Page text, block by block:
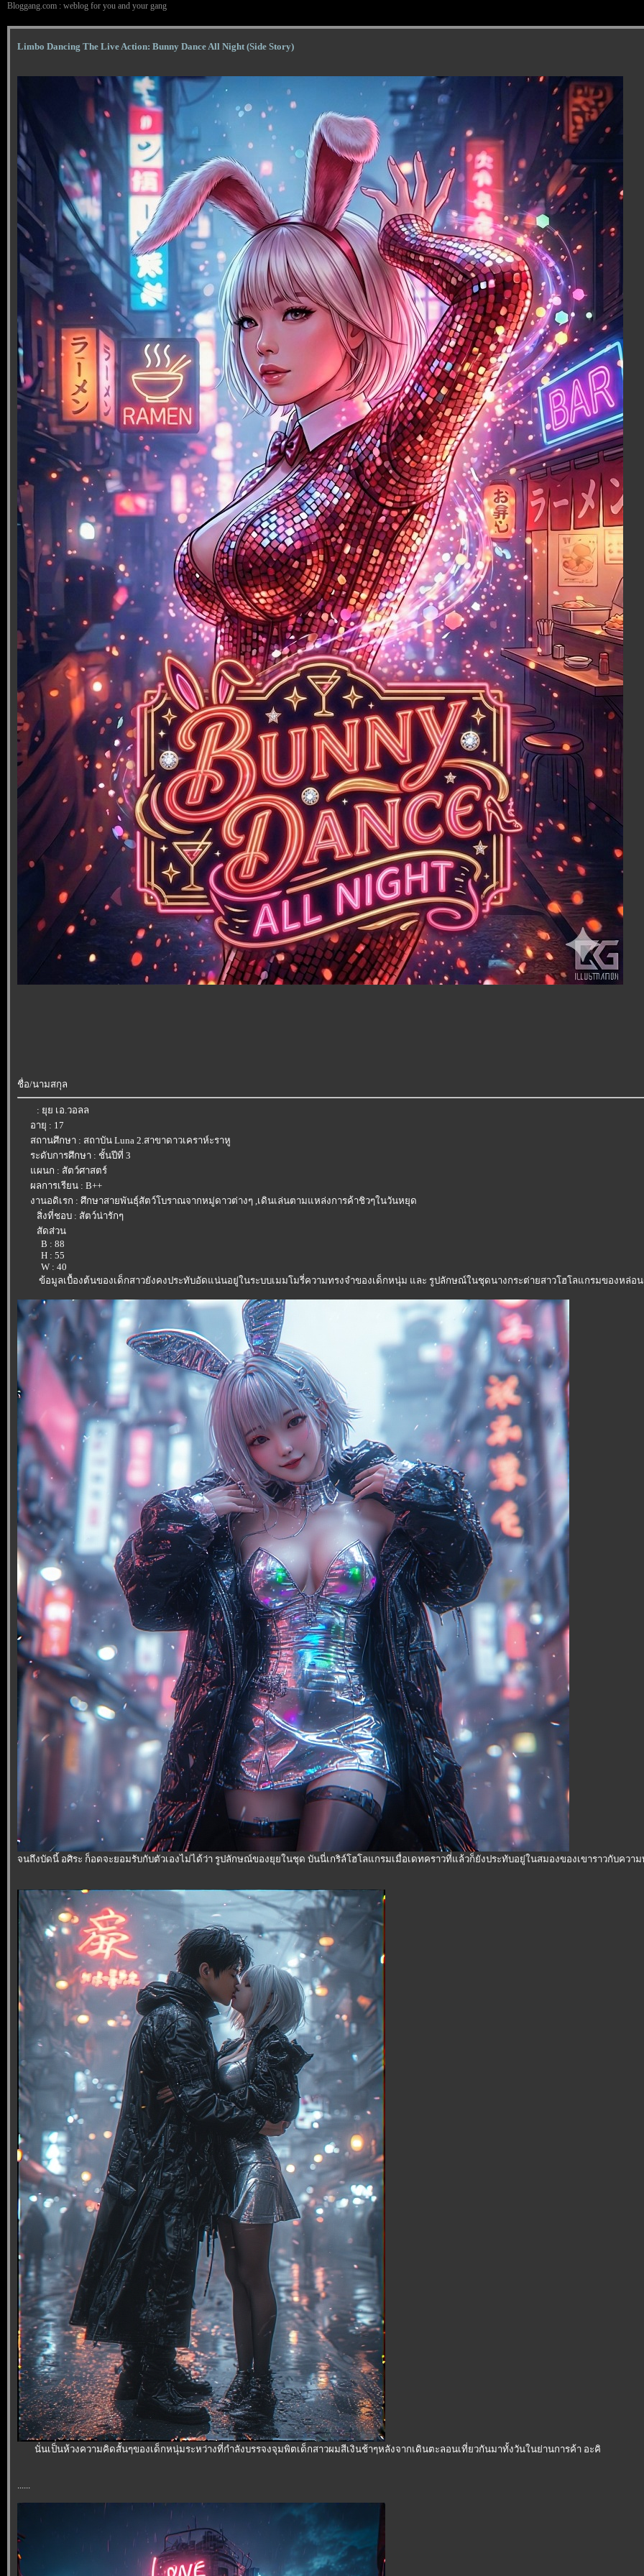
Bloggang.com : weblog for you and your gang
Limbo Dancing The Live Action: Bunny Dance All Night (Side Story)
ชื่อ/นามสกุล
: ยุย เอ.วอลล
อายุ : 17
สถานศึกษา : สถาบัน Luna 2.สาขาดาวเคราห์ะราหู
ระดับการศึกษา : ชั้นปีที่ 3
ผนก : สัตว์ศาสตร์
ผลการเรียน : B++
งานอดิเรก : ศึกษาสายพันธุ์สัตว์โบราณจากหมู่ดาวต่างๆ ,เดินเล่นตามแหล่งการค้าชิวๆในวันหยุด
สิ่งที่ชอบ : สัตว์น่ารักๆ
สัดส่วน
B : 88
H : 55
W : 40
ข้อมูลเบื้องต้นของเด็กสาวยังคงประทับอัดแน่นอยู่ในระบบเมมโมรี่ความทรงจำของเด็กหนุ่ม และ รูปลักษณ์ในชุดนางกระต่ายสาวโฮโลแกรมของหล่อ
จนถึงบัดนี้ อศิระ ก็อดจะยอมรับกับตัวเองไม่ได้ว่า รูปลักษณ์ของยุยในชุด บันนี่เกริล์โฮโลแกรมเมื่อเดทคราวที่แล้วก็ยังประทับอยู่ในสมองของเขาราวกับความ
นั่นเป็นห้วงความคิดสั้นๆของเด็กหนุ่มระหว่างที่กำลังบรรจงจุมพิตเด็กสาวผมสีเงินช้าๆหลังจากเดินตะลอนเที่ยวกันมาทั้งวันในย่านการค้า อะคิ
......